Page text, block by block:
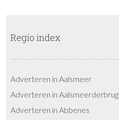
Regio index
Adverteren in Aalsmeer
Adverteren in Aalsmeerderbrug
Adverteren in Abbenes